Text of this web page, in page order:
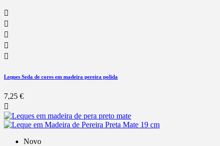





Leques Seda de cores em madeira pereira polida
7,25 €

Novo